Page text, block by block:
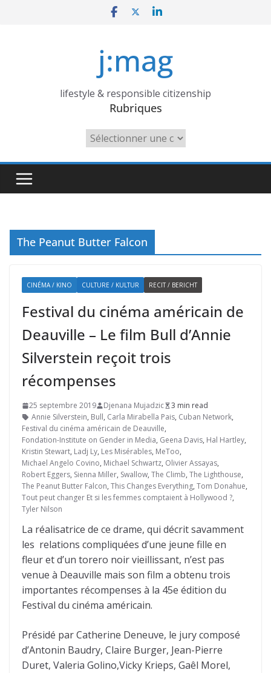
j:mag
lifestyle & responsible citizenship
Rubriques
Rubriques
The Peanut Butter Falcon
CINÉMA / KINO CULTURE / KULTUR RECIT / BERICHT
Festival du cinéma américain de
Deauville – Le film Bull d’Annie
Silverstein reçoit trois
récompenses
25 septembre 2019 Djenana Mujadzic
3 min read
Annie Silverstein, Bull, Carla Mirabella Pais, Cuban Network,
Festival du cinéma américain de Deauville,
Fondation-Institute on Gender in Media, Geena Davis, Hal Hartley,
Kristin Stewart, Ladj Ly, Les Misérables, MeToo,
Michael Angelo Covino, Michael Schwartz, Olivier Assayas,
Robert Eggers, Sienna Miller, Swallow, The Climb, The Lighthouse,
The Peanut Butter Falcon, This Changes Everything, Tom Donahue,
Tout peut changer Et si les femmes comptaient à Hollywood ?,
Tyler Nilson
La réalisatrice de ce drame, qui décrit savamment
les relations compliquées d’une jeune fille en
fleur et d’un torero noir vieillissant, n’est pas
venue à Deauville mais son film a obtenu trois
importantes récompenses à la 45e édition du
Festival du cinéma américain.
Présidé par Catherine Deneuve, le jury composé
d’Antonin Baudry, Claire Burger, Jean-Pierre
Duret, Valeria Golino,Vicky Krieps, Gaêl Morel,